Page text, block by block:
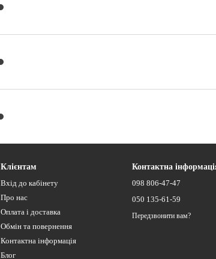
Клієнтам
Вхід до кабінету
Про нас
Оплата і доставка
Обмін та повернення
Контактна інформація
Блог
Контактна
098 806-47-47
050 135-61-59
Передзвонити вам?